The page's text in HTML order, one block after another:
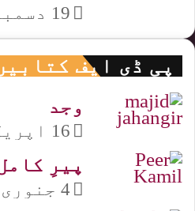
19 دسمبر, 2024
پی ڈی ایف
وجد
16 اپریل, 2023
پیرِ
4 جنوری, 2022